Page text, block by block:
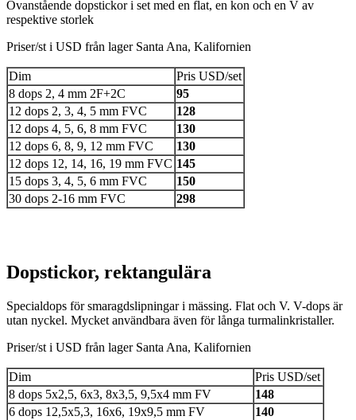
Ovanstående dopstickor i set med en flat, en kon och en V av
respektive storlek
Priser/st i USD från lager Santa Ana, Kalifornien
Dim
Pris USD/set
8 dops 2, 4 mm 2F+2C
95
12 dops 2, 3, 4, 5 mm FVC
128
12 dops 4, 5, 6, 8 mm FVC
130
12 dops 6, 8, 9, 12 mm FVC
130
12 dops 12, 14, 16, 19 mm FVC 145
15 dops 3, 4, 5, 6 mm FVC
150
30 dops 2-16 mm FVC
298
Dopstickor, rektangulära
Specialdops för smaragdslipningar i mässing. Flat och V. V-dops är
utan nyckel. Mycket användbara även för långa turmalinkristaller.
Priser/st i USD från lager Santa Ana, Kalifornien
Dim
Pris USD/set
8 dops 5x2,5, 6x3, 8x3,5, 9,5x4 mm FV
148
6 dops 12,5x5,3, 16x6, 19x9,5 mm FV
140